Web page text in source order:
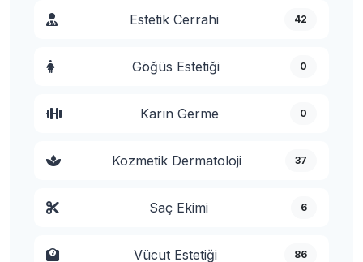
Estetik Cerrahi 42
Göğüs Estetiği 0
Karın Germe 0
Kozmetik Dermatoloji 37
Saç Ekimi 6
Vücut Estetiği 86